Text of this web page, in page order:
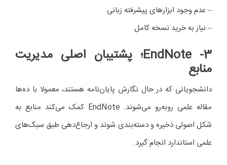
– عدم وجود ابزارهای پیشرفته زبانی
– نیاز به خرید نسخه کامل
3- EndNote ؛ پشتیبان اصلی مدیریت
منابع
دانشجویانی که در حال نگارش پایان‌نامه هستند، معمولا با ده‌ها
مقاله علمی روبه‌رو می‌شوند. EndNote کمک می‌کند منابع به
شکل اصولی ذخیره و دسته‌بندی شوند و ارجاع‌دهی طبق سبک‌های
علمی استاندارد انجام گیرد.